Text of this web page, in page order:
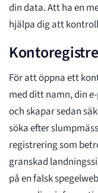
din data. Att ha en
hjälpa dig att
För att öppna ett
med ditt namn, din
och skapar sedan
söka efter
registrering som
granskad
på en falsk